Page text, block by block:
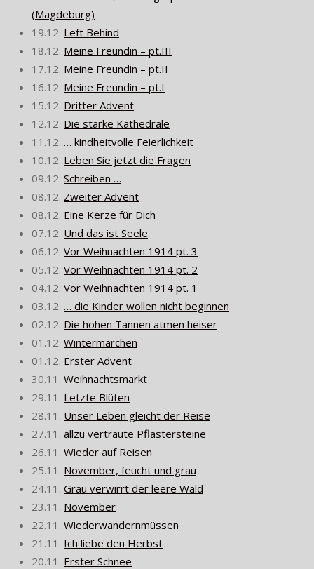
(Magdeburg)
19.12. Left Behind
18.12. Meine Freundin – pt.III
17.12. Meine Freundin – pt.II
16.12. Meine Freundin – pt.I
15.12. Dritter Advent
12.12. Die starke Kathedrale
11.12. … kindheitvolle Feierlichkeit
10.12. Leben Sie jetzt die Fragen
09.12. Schreiben …
08.12. Zweiter Advent
08.12. Eine Kerze für Dich
07.12. Und das ist Seele
06.12. Vor Weihnachten 1914 pt. 3
05.12. Vor Weihnachten 1914 pt. 2
04.12. Vor Weihnachten 1914 pt. 1
03.12. … die Kinder wollen nicht beginnen
02.12. Die hohen Tannen atmen heiser
01.12. Wintermärchen
01.12. Erster Advent
30.11. Weihnachtsmarkt
29.11. Letzte Blüten
28.11. Unser Leben gleicht der Reise
27.11. allzu vertraute Pflastersteine
26.11. Wieder auf Reisen
25.11. November, feucht und grau
24.11. Grau verwirrt der leere Wald
23.11. November
22.11. Wiederwandernmüssen
21.11. Ich liebe den Herbst
20.11. Erster Schnee